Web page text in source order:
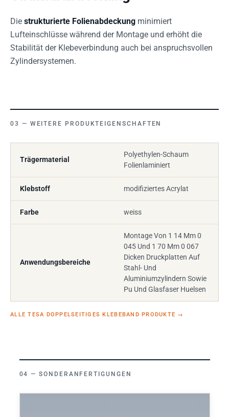
Die strukturierte Folienabdeckung minimiert
Lufteinschlüsse während der Montage und erhöht die
Stabilität der Klebeverbindung auch bei anspruchsvollen
Zylindersystemen.
WEITERE PRODUKTEIGENSCHAFTEN
Trägermaterial
Polyethylen-Schaum
Folienlaminiert
Klebstoff modifiziertes Acrylat
Farbe weiss
Anwendungsbereiche
Montage Von 1 14 Mm 0
045 Und 1 70 Mm 0 067
Dicken Druckplatten Auf
Stahl- Und
Aluminiumzylindern Sowie
Pu Und Glasfaser Huelsen
ALLE TESA DOPPELSEITIGES KLEBEBAND PRODUKTE →
SONDERANFERTIGUNGEN